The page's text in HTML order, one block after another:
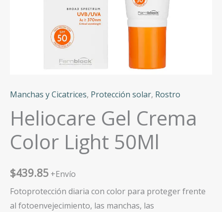
Manchas y Cicatrices, Protección solar, Rostro
Heliocare Gel Crema
Color Light 50Ml
$439.85 +Envío
Fotoprotección diaria con color para proteger frente
al fotoenvejecimiento, las manchas, las